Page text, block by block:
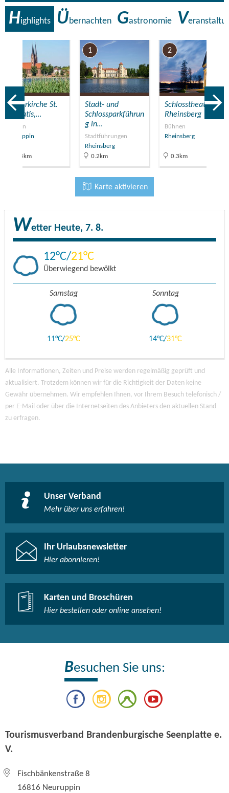
Highlights Übernachten Gastronomie V
Klosterkirche St.
Trinitatis,…
Kirchen
Neuruppin
21.3km
1
Stadt- und
Schlossparkführun
g in…
Stadtführungen
Rheinsberg
0.2km
2
Schlosstheater
Rheinsberg
Bühnen
Rheinsberg
0.3km
Karte aktivieren
Wetter Heute, 7. 8.
12 21
Überwiegend bewölkt
Samstag
11 25
Sonntag
14 31
Alle Informationen, Zeiten und Preise werden regelmäßig geprüft und
aktualisiert. Trotzdem können wir für die Richtigkeit der Daten keine
Gewähr übernehmen. Wir empfehlen Ihnen, vor Ihrem Besuch telefonisch /
per E-Mail oder über die Internetseiten des Anbieters den aktuellen Stand
zu erfragen.
Unser Verband
Mehr über uns erfahren!
Ihr Urlaubsnewsletter
Hier abonnieren!
Karten und Broschüren
Hier bestellen oder online ansehen!
Besuchen Sie uns:
Tourismusverband Brandenburgische Seenplatte e.
V.
Fischbänkenstraße 8
16816 Neuruppin